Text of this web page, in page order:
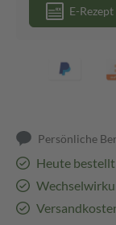
E-
Persönliche
Heute